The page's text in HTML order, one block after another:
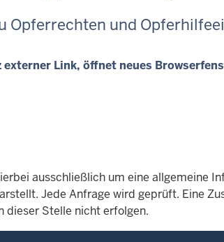
Opferrechten und
Link, öffnet neues
ausschließlich um eine allgemeine
Jede Anfrage wird geprüft. Eine
dieser Stelle nicht erfolgen.